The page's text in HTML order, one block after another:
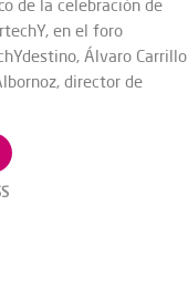
de la celebración de
en el foro
Álvaro Carrillo
director de